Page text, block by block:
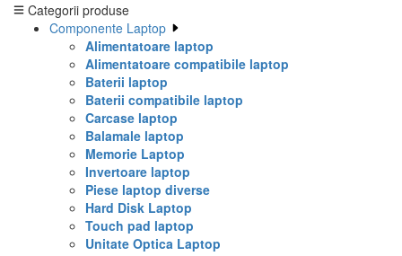
Categorii produse
Componente Laptop
Alimentatoare laptop
Alimentatoare compatibile laptop
Baterii laptop
Baterii compatibile laptop
Carcase laptop
Balamale laptop
Memorie Laptop
Invertoare laptop
Piese laptop diverse
Hard Disk Laptop
Touch pad laptop
Unitate Optica Laptop